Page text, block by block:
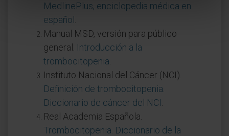
MedlinePlus, enciclopedia médica en
español
Manual MSD, versión para público
general. Introducción a la
trombocitopenia
Instituto Nacional del Cáncer (NCI).
Definición de trombocitopenia.
Diccionario de cáncer del NCI
Real Academia Española.
Trombocitopenia. Diccionario de la